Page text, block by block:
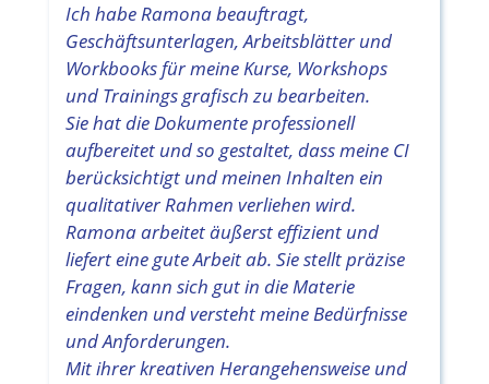
Ich habe Ramona beauftragt,
Geschäftsunterlagen, Arbeitsblätter und
Workbooks für meine Kurse, Workshops
und Trainings grafisch zu bearbeiten.
Sie hat die Dokumente professionell
aufbereitet und so gestaltet, dass meine CI
berücksichtigt und meinen Inhalten ein
qualitativer Rahmen verliehen wird.
Ramona arbeitet äußerst effizient und
liefert eine gute Arbeit ab. Sie stellt präzise
Fragen, kann sich gut in die Materie
eindenken und versteht meine Bedürfnisse
und Anforderungen.
Mit ihrer kreativen Herangehensweise und